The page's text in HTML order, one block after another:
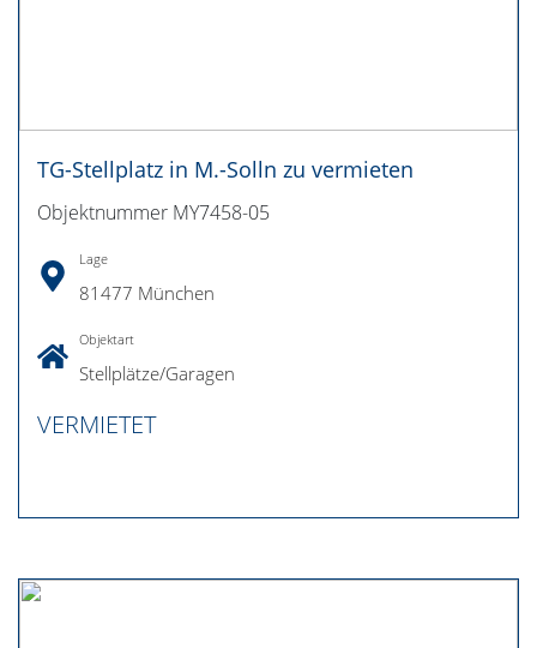
TG-Stellplatz in M.-Solln zu vermieten
Objektnummer MY7458-05
Lage
81477 München
Objektart
Stellplätze/Garagen
VERMIETET